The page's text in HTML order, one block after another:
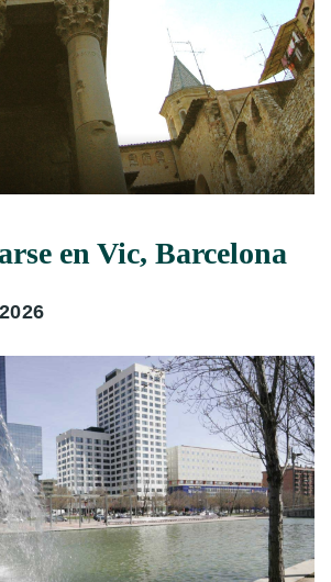
en Vic, Barcelona